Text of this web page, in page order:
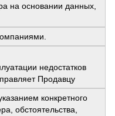
на основании данных,
недостатков
Продавцу
конкретного
обстоятельства,